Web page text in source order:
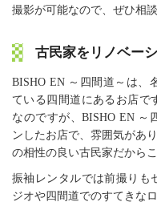
撮影が可能なので、ぜひ相
古民家をリノベー
BISHO EN ～四間道～は、
ている四間道にあるお店で
なのですが、BISHO EN ～
ンしたお店で、雰囲気があ
の相性の良い古民家だから
振袖レンタルでは前撮りも
ジオや四間道でのすてきな